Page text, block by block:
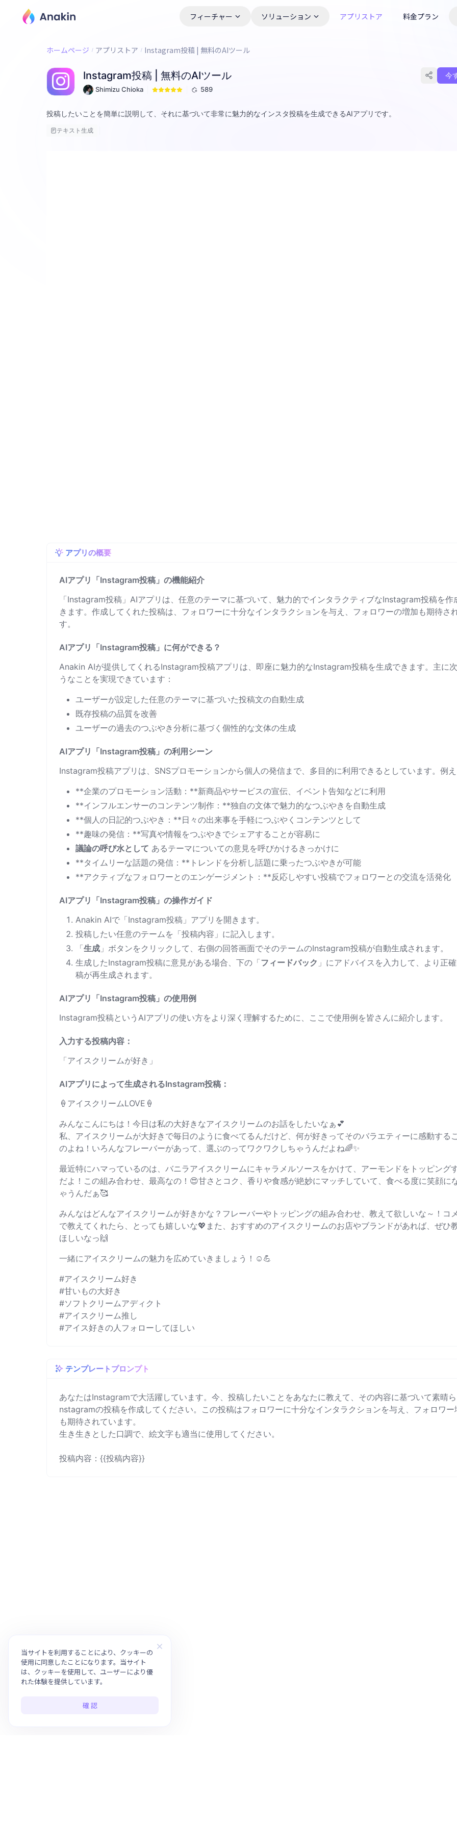
フィーチャー ソリューション アプリストア 料金プラン
ホームページ アプリストア Instagram投稿 | 無料のAIツール
Instagram投稿 | 無料のAIツール
Shimizu Chioka 589
今
投稿したいことを簡単に説明して、それに基づいて非常に魅力的なインスタ投稿を生成できるAIアプリです。
テキスト生成
アプリの概要
AIアプリ「Instagram投稿」の機能紹介
「Instagram投稿」AIアプリは、任意のテーマに基づいて、魅力的でインタラクティブなInstagram投稿を作
きます。作成してくれた投稿は、フォロワーに十分なインタラクションを与え、フォロワーの増加も期待さ
す。
AIアプリ「Instagram投稿」に何ができる？
Anakin AIが提供してくれるInstagram投稿アプリは、即座に魅力的なInstagram投稿を生成できます。主に
うなことを実現できています：
ユーザーが設定した任意のテーマに基づいた投稿文の自動生成
既存投稿の品質を改善
ユーザーの過去のつぶやき分析に基づく個性的な文体の生成
AIアプリ「Instagram投稿」の利用シーン
Instagram投稿アプリは、SNSプロモーションから個人の発信まで、多目的に利用できるとしています。例
**企業のプロモーション活動：**新商品やサービスの宣伝、イベント告知などに利用
**インフルエンサーのコンテンツ制作：**独自の文体で魅力的なつぶやきを自動生成
**個人の日記的つぶやき：**日々の出来事を手軽につぶやくコンテンツとして
**趣味の発信：**写真や情報をつぶやきでシェアすることが容易に
議論の呼び水として あるテーマについての意見を呼びかけるきっかけに
**タイムリーな話題の発信：**トレンドを分析し話題に乗ったつぶやきが可能
**アクティブなフォロワーとのエンゲージメント：**反応しやすい投稿でフォロワーとの交流を活発化
AIアプリ「Instagram投稿」の操作ガイド
Anakin AIで「Instagram投稿」アプリを開きます。
投稿したい任意のテームを「投稿内容」に記入します。
「生成 」ボタンをクリックして、右側の回答画面でそのテームのInstagram投稿が自動生成されます。
生成したInstagram投稿に意見がある場合、下の「フィードバック 」にアドバイスを入力して、より正
稿が再生成されます。
AIアプリ「Instagram投稿」の使用例
Instagram投稿というAIアプリの使い方をより深く理解するために、ここで使用例を皆さんに紹介します。
入力する投稿内容：
「アイスクリームが好き」
AIアプリによって生成されるInstagram投稿：
🍦アイスクリームLOVE🍦
みんなこんにちは！今日は私の大好きなアイスクリームのお話をしたいなぁ💕
私、アイスクリームが大好きで毎日のように食べてるんだけど、何が好きってそのバラエティーに感動する
のよね！いろんなフレーバーがあって、選ぶのってワクワクしちゃうんだよね🌈✨
最近特にハマっているのは、バニラアイスクリームにキャラメルソースをかけて、アーモンドをトッピング
だよ！この組み合わせ、最高なの！😍甘さとコク、香りや食感が絶妙にマッチしていて、食べる度に笑顔に
ゃうんだぁ🥰
みんなはどんなアイスクリームが好きかな？フレーバーやトッピングの組み合わせ、教えて欲しいな～！コ
で教えてくれたら、とっても嬉しいな💖また、おすすめのアイスクリームのお店やブランドがあれば、ぜひ
ほしいなっ🙌
一緒にアイスクリームの魅力を広めていきましょう！☺️💪
#アイスクリーム好き
#甘いもの大好き
#ソフトクリームアディクト
#アイスクリーム推し
#アイス好きの人フォローしてほしい
テンプレートプロンプト
あなたはInstagramで大活躍しています。今、投稿したいことをあなたに教えて、その内容に基づいて素晴
nstagramの投稿を作成してください。この投稿はフォロワーに十分なインタラクションを与え、フォロワー
も期待されています。
生き生きとした口調で、絵文字も適当に使用してください。
投稿内容：{{投稿内容}}
当サイトを利用することにより、クッキーの
使用に同意したことになります。当サイト
は、クッキーを使用して、ユーザーにより優
れた体験を提供しています。
確 認